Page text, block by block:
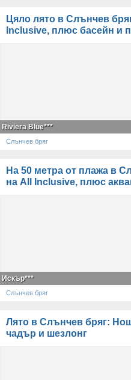
Цяло лято в Слънчев
Inclusive, плюс басейн и
Riviera Blue***
Слънчев бряг
На 50 метра от плажа в
на All Inclusive, плюс
Искър***
Слънчев бряг
Лято в Слънчев бряг:
чадър и шезлонг